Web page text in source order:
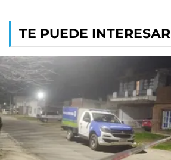
TE PUEDE INTERESAR